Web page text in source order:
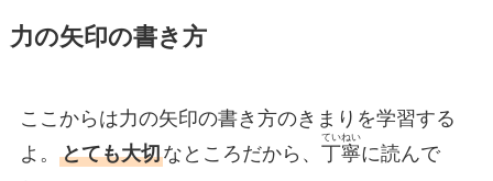
力の矢印の書き方
ここからは力の矢印の書き方のきまりを学習する
よ。 とても大切なところだから、 丁寧
ていねい
に読んで